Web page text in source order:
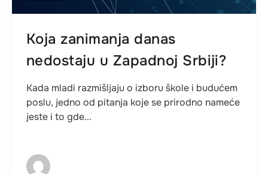
Koja zanimanja danas
nedostaju u Zapadnoj Srbiji?
Kada mladi razmišljaju o izboru škole i budućem
poslu, jedno od pitanja koje se prirodno nameće
jeste i to gde...